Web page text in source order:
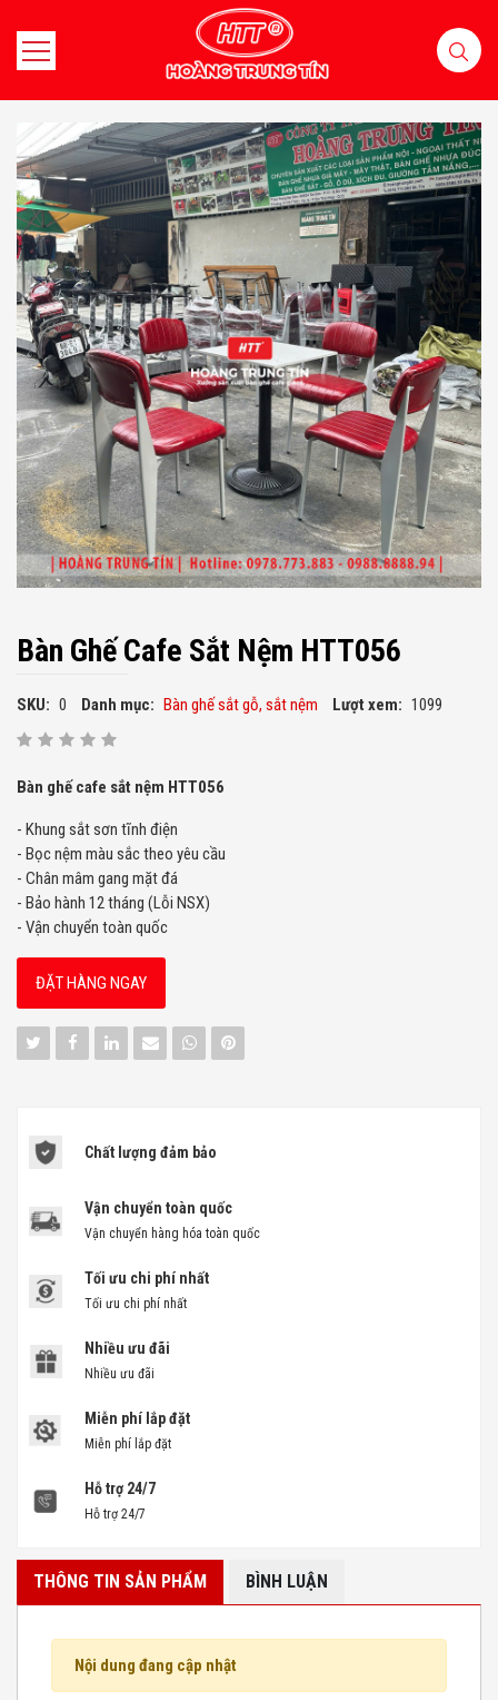
Bàn Ghế Cafe Sắt Nệm HTT056
SKU: 0 Danh mục: Bàn ghế sắt gỗ, sắt nệm Lượt xem: 1099
Bàn ghế cafe sắt nệm HTT056
- Khung sắt sơn tĩnh điện
- Bọc nệm màu sắc theo yêu cầu
- Chân mâm gang mặt đá
- Bảo hành 12 tháng (Lỗi NSX)
- Vận chuyển toàn quốc
ĐẶT HÀNG NGAY
Chất lượng đảm bảo
Vận chuyển toàn quốc
Vận chuyển hàng hóa toàn quốc
Tối ưu chi phí nhất
Tối ưu chi phí nhất
Nhiều ưu đãi
Nhiều ưu đãi
Miễn phí lắp đặt
Miễn phí lắp đặt
Hỗ trợ 24/7
Hỗ trợ 24/7
THÔNG TIN SẢN PHẨM BÌNH LUẬN
Nội dung đang cập nhật